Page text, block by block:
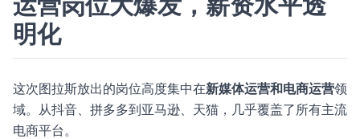
明化
这次图拉斯放出的岗位高度集中在新媒体运营和电商运营领
域。从抖音、拼多多到亚马逊、天猫，几乎覆盖了所有主流
电商平台。